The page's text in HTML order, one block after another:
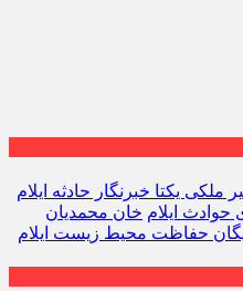
ملکی یکتا خبرنگار حادثه ایلام
حوادث ایلام خان محمدیان
حفاظت محیط زیست ایلام